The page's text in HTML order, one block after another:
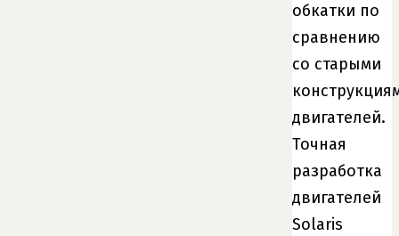
обкатки по
сравнению
со старыми
двигателей.
Точная
разработка
двигателей
Solaris